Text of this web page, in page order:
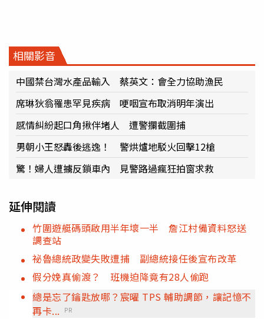
相關影音
中國禁台灣水產品輸入 蔡英文：會全力協助漁民
席琳狄翁罹患罕見疾病 哽咽宣布取消明年演出
感情糾紛起口角揪伴堵人 遭警攔截圍捕
男朝小王怒轟後逃逸！ 警烘爐地駁火回擊12槍
驚！婦人遭擄反鎖車內 見警路過瘋狂拍窗求救
延伸閱讀
竹圍遊艇碼頭啟用半年壞一半 詹江村備資料怒送
調查站
祕魯總統政變失敗遭捕 副總統接任後宣布改革
假分娩真偷渡？ 班機迫降竟有28人偷跑
總是忘了鑰匙放哪？宸曜 TPS 輔助調節，讓記憶不
再卡...
PR